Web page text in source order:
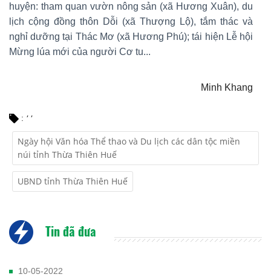
huyện: tham quan vườn nông sản (xã Hương Xuân), du
lịch cộng đồng thôn Dỗi (xã Thượng Lộ), tắm thác và
nghỉ dưỡng tại Thác Mơ (xã Hương Phú); tái hiện Lễ hội
Mừng lúa mới của người Cơ tu...
Minh Khang
:
Ngày hội Văn hóa Thể thao và Du lịch các dân tộc miền
núi tỉnh Thừa Thiên Huế
,
UBND tỉnh Thừa Thiên Huế
,
Tin đã đưa
10-05-2022